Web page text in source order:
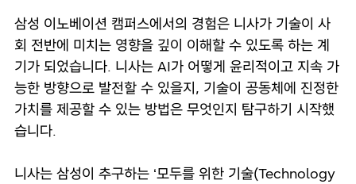
삼성 이노베이션 캠퍼스에서의 경험은 니사가 기술이 사
회 전반에 미치는 영향을 깊이 이해할 수 있도록 하는 계
기가 되었습니다. 니사는 AI가 어떻게 윤리적이고 지속 가
능한 방향으로 발전할 수 있을지, 기술이 공동체에 진정한
가치를 제공할 수 있는 방법은 무엇인지 탐구하기 시작했
습니다.
니사는 삼성이 추구하는 ‘모두를 위한 기술(Technology